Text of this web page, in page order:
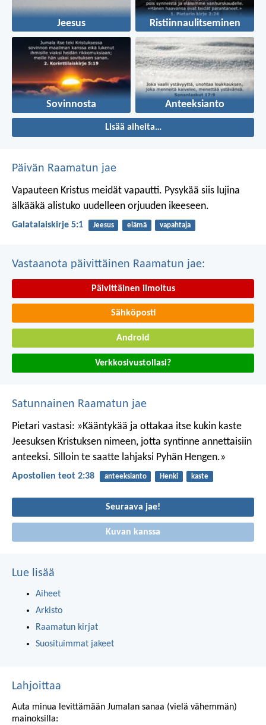
Jeesus Ristiinnaulitseminen
Sovinnosta Anteeksianto
Lisää aiheita…
Päivän Raamatun jae
Vapauteen Kristus meidät vapautti. Pysykää siis lujina
älkääkä alistuko uudelleen orjuuden ikeeseen.
Galatalaiskirje 5:1 Jeesus elämä vapahtaja
Vastaanota päivittäinen Raamatun jae:
Päivittäinen ilmoitus
Sähköposti
Android
Verkkosivustollasi?
Satunnainen Raamatun jae
Pietari vastasi: »Kääntykää ja ottakaa itse kukin kaste
Jeesuksen Kristuksen nimeen, jotta syntinne annettaisiin
anteeksi. Silloin te saatte lahjaksi Pyhän Hengen.»
Apostolien teot 2:38 anteeksianto Henki kaste
Seuraava jae!
Kuvan kanssa
Lue lisää
Aiheet
Arkisto
Raamatun kirjat
Suosituimmat jakeet
Lahjoittaa
Auta minua levittämään Jumalan sanaa (vielä vähemmän)
mainoksilla: